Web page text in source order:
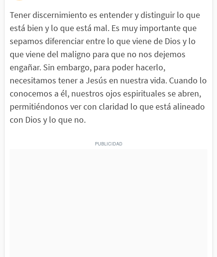
Tener discernimiento es entender y distinguir lo que
está bien y lo que está mal. Es muy importante que
sepamos diferenciar entre lo que viene de Dios y lo
que viene del maligno para que no nos dejemos
engañar. Sin embargo, para poder hacerlo,
necesitamos tener a Jesús en nuestra vida. Cuando lo
conocemos a él, nuestros ojos espirituales se abren,
permitiéndonos ver con claridad lo que está alineado
con Dios y lo que no.